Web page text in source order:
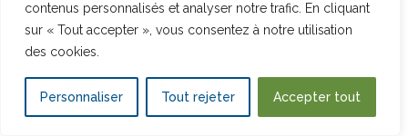
contenus personnalisés et analyser notre trafic. En cliquant
sur « Tout accepter », vous consentez à notre utilisation
des cookies.
Personnaliser Tout rejeter Accepter tout